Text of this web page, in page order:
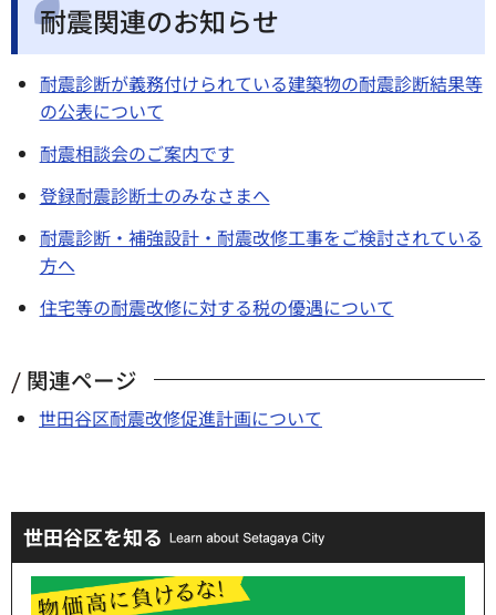
耐震関連のお知らせ
耐震診断が義務付けられている建築物の耐震診断結果等
の公表について
耐震相談会のご案内です
登録耐震診断士のみなさまへ
耐震診断・補強設計・耐震改修工事をご検討されている
方へ
住宅等の耐震改修に対する税の優遇について
関連ページ
世田谷区耐震改修促進計画について
世田谷区を知る